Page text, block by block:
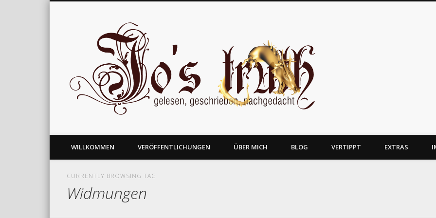
gelesen, geschrieben und nachgedacht
WILLKOMMEN VERÖFFENTLICHUNGEN ÜBER MICH BLOG VERTIPPT EXTRAS
CURRENTLY BROWSING TAG
Widmungen